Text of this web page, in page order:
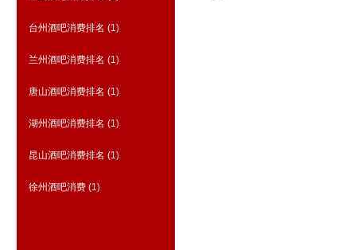
台州酒吧消费排名 (1)
兰州酒吧消费排名 (1)
唐山酒吧消费排名 (1)
湖州酒吧消费排名 (1)
昆山酒吧消费排名 (1)
徐州酒吧消费 (1)